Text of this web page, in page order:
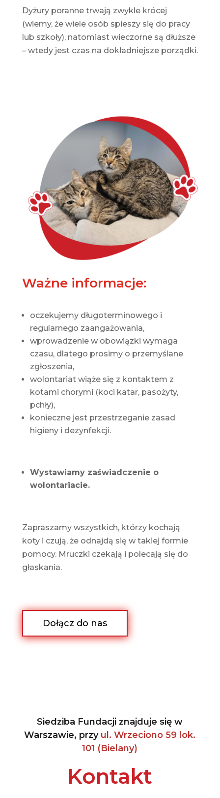
Dyżury poranne trwają zwykle krócej
(wiemy, że wiele osób spieszy się do pracy
lub szkoły), natomiast wieczorne są dłuższe
– wtedy jest czas na dokładniejsze porządki.
Ważne informacje:
oczekujemy długoterminowego i
regularnego zaangażowania,
wprowadzenie w obowiązki wymaga
czasu, dlatego prosimy o przemyślane
zgłoszenia,
wolontariat wiąże się z kontaktem z
kotami chorymi (koci katar, pasożyty,
pchły),
konieczne jest przestrzeganie zasad
higieny i dezynfekcji.
Wystawiamy zaświadczenie o
wolontariacie.
Zapraszamy wszystkich, którzy kochają
koty i czują, że odnajdą się w takiej formie
pomocy. Mruczki czekają i polecają się do
głaskania.
Dołącz do nas
Siedziba Fundacji znajduje się w
Warszawie, przy ul. Wrzeciono 59 lok.
101 (Bielany)
Kontakt